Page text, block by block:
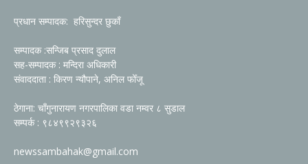
प्रधान सम्पादक: हरिसुन्दर छुकाँ
सम्पादक :सन्जिब प्रसाद दुलाल
सह-सम्पादक : मन्दिरा अधिकारी
संवाददाता : किरण न्यौपाने, अनिल फोँजू
ठेगाना: चाँगुनारायण नगरपालिका वडा नम्वर ८ सुडाल
सम्पर्क : ९८४९९२९३२६
newssambahak@gmail.com